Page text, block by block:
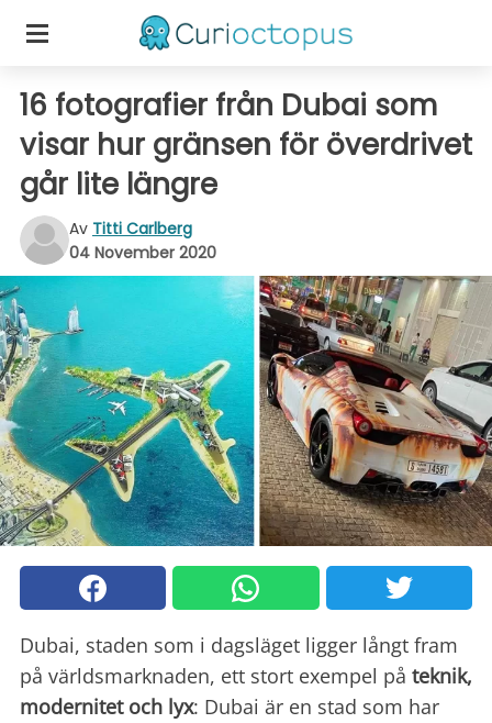
16 fotografier från Dubai som
visar hur gränsen för överdrivet
går lite längre
Av Titti Carlberg
04 November 2020
Dubai, staden som i dagsläget ligger långt fram
på världsmarknaden, ett stort exempel på teknik,
modernitet och lyx: Dubai är en stad som har